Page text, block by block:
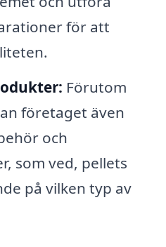
för att
Förutom
företaget även
och
som ved, pellets
på vilken typ av